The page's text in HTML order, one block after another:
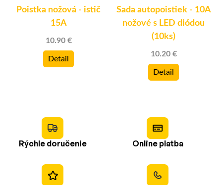
Poistka nožová - istič
15A
10.90 €
Detail
Sada autopoistiek - 10A
nožové s LED diódou
(10ks)
10.20 €
Detail
Rýchle doručenie Online platba